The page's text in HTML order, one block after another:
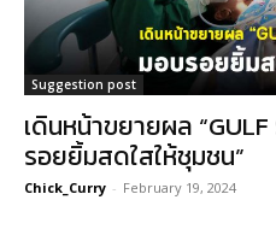
Suggestion post
เดินหน้าขยายผล
รอยยิ้มสดใสให้ชุมชน”
Chick_Curry - February 19, 2024